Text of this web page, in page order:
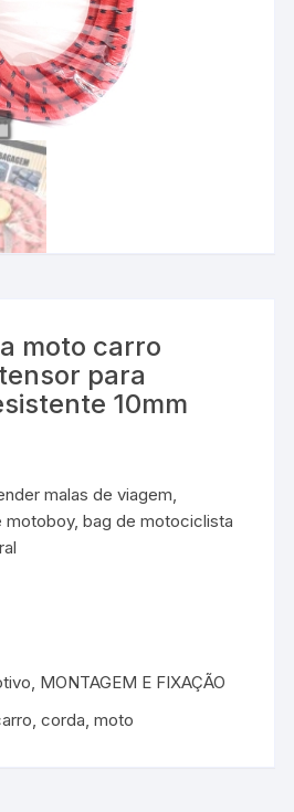
moto carro
para
10mm
malas de viagem,
motoboy, bag de motociclista
, MONTAGEM E FIXAÇÃO
,corda,moto